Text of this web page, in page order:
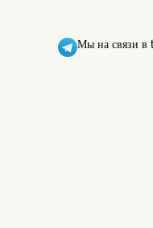
Мы на связи в